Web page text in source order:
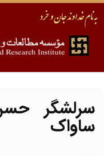
سرلشگر
ساواک